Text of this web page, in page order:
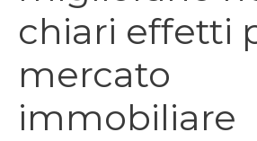
chiari effetti
mercato
immobiliare